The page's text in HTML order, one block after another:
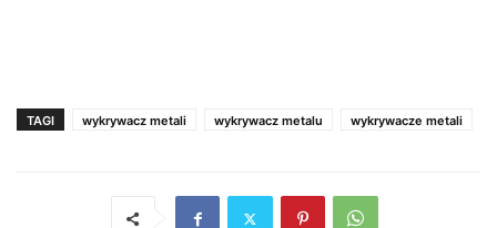
TAGI wykrywacz metali wykrywacz metalu wykrywacze metali